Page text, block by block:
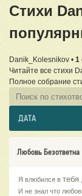
Стихи
Danik_Kolesnikov • 1
Читайте все стихи
Полное собрание
ДАТА
Любовь Безответна
Я влюбился в тебя
И не знал что